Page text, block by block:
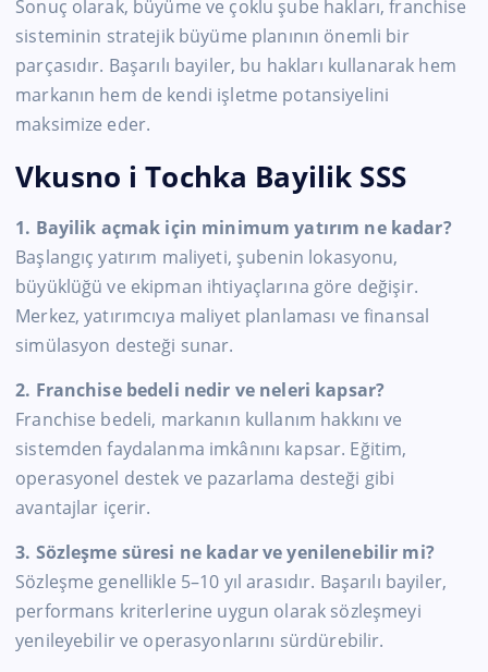
Sonuç olarak, büyüme ve çoklu şube hakları, franchise
sisteminin stratejik büyüme planının önemli bir
parçasıdır. Başarılı bayiler, bu hakları kullanarak hem
markanın hem de kendi işletme potansiyelini
maksimize eder.
Vkusno i Tochka Bayilik SSS
1. Bayilik açmak için minimum yatırım ne kadar?
Başlangıç yatırım maliyeti, şubenin lokasyonu,
büyüklüğü ve ekipman ihtiyaçlarına göre değişir.
Merkez, yatırımcıya maliyet planlaması ve finansal
simülasyon desteği sunar.
2. Franchise bedeli nedir ve neleri kapsar?
Franchise bedeli, markanın kullanım hakkını ve
sistemden faydalanma imkânını kapsar. Eğitim,
operasyonel destek ve pazarlama desteği gibi
avantajlar içerir.
3. Sözleşme süresi ne kadar ve yenilenebilir mi?
Sözleşme genellikle 5–10 yıl arasıdır. Başarılı bayiler,
performans kriterlerine uygun olarak sözleşmeyi
yenileyebilir ve operasyonlarını sürdürebilir.